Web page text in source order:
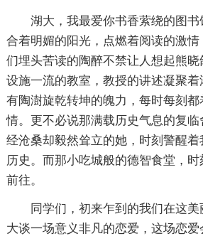
湖大，我最爱你书香萦绕的图
合着明媚的阳光，点燃着阅读的激
们埋头苦读的陶醉不禁让人想起熊
设施一流的教室，教授的讲述凝聚
有陶澍旋乾转坤的魄力，每时每刻
情。更不必说那满载历史气息的复
经沧桑却毅然耸立的她，时刻警醒
历史。而那小吃城般的德智食堂，
前往。
同学们，初来乍到的我们在这
大谈一场意义非凡的恋爱，这场恋